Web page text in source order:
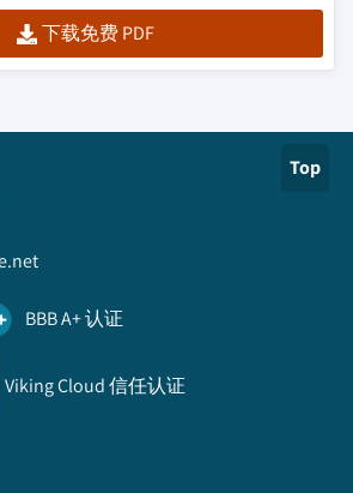
下载免费 PDF
Top
BBB A+ 认证
Viking Cloud 信任认证